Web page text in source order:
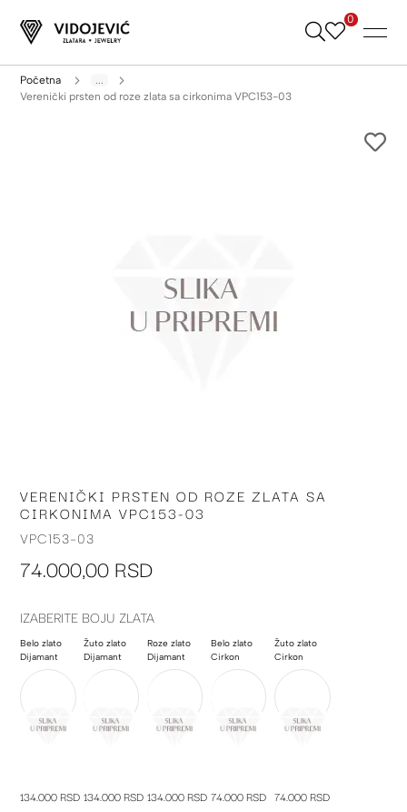
Skip
0
Početna
...
Verenički prsten od roze zlata sa cirkonima VPC153-03
Skip
to
the
of
gallery
VERENIČKI PRSTEN OD ROZE ZLATA SA
CIRKONIMA VPC153-03
VPC153-03
74.000,00 RSD
IZABERITE BOJU ZLATA
Belo zlato
Dijamant
134.000 RSD
Žuto zlato
Dijamant
134.000 RSD
Roze zlato
Dijamant
134.000 RSD
Belo zlato
Cirkon
74.000 RSD
Žuto zlato
Cirkon
74.000 RSD